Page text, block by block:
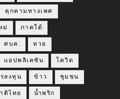
คุกคามทางเพศ
ม่ ภาคใต้
ศบค. หวย
แอปพลิเคชัน โควิด
ลงทุน ข้าว ชุมชน
ติไทย น้ำพริก